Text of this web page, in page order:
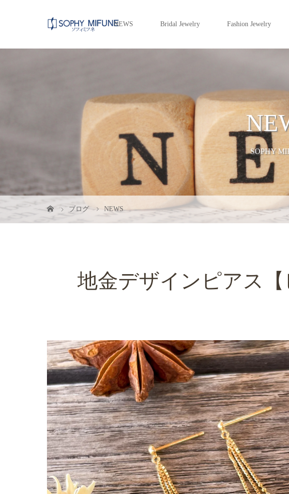
NEWS Bridal Jewelry Fashion Jewelry
SOPHY
ブログ NEWS
地金デザインピアス【